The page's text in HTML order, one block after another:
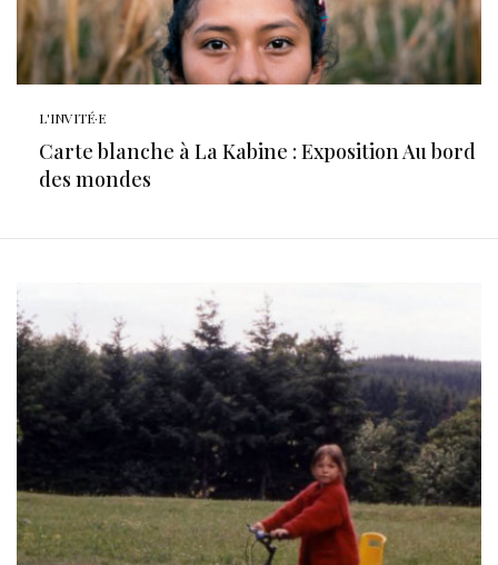
L'INVITÉ·E
Carte blanche à La Kabine : Exposition Au bord
des mondes